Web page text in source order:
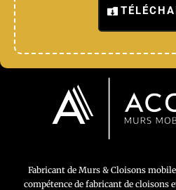
Fabricant de Murs & Cloisons
compétence de fabricant de cloisons